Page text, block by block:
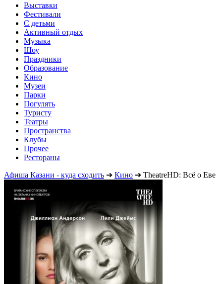
Выставки
Фестивали
С детьми
Активный отдых
Музыка
Шоу
Праздники
Образование
Кино
Музеи
Парки
Погулять
Туристу
Театры
Пространства
Клубы
Прочее
Рестораны
Афиша Казани - куда сходить ➔ Кино ➔ TheatreHD: Всё о Еве